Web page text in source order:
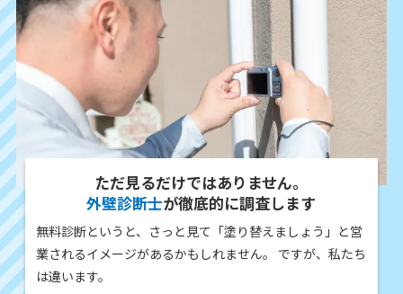
ただ見るだけではありません。
外壁診断士が徹底的に調査します
無料診断というと、さっと見て「塗り替えましょう」と営
業されるイメージがあるかもしれません。 ですが、私たち
は違います。